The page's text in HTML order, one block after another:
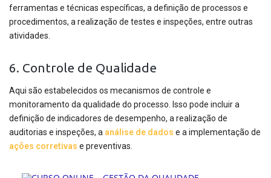
ferramentas e técnicas específicas, a definição de processos e
procedimentos, a realização de testes e inspeções, entre outras
atividades.
6. Controle de Qualidade
Aqui são estabelecidos os mecanismos de controle e
monitoramento da qualidade do processo. Isso pode incluir a
definição de indicadores de desempenho, a realização de
auditorias e inspeções, a análise de dados e a implementação de
ações corretivas e preventivas.